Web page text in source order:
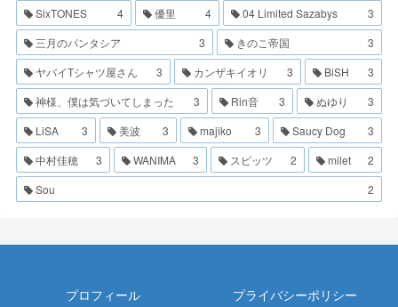
SixTONES
4 優里 4 04 Limited Sazabys
3
三月のパンタシア
3 きのこ帝国
3
ヤバイTシャツ屋さん
3 カンザキイオリ 3 BiSH
3
神様、僕は気づいてしまった
3 Rin音 3 ぬゆり
3
LiSA
3 美波 3 majiko 3 Saucy Dog
3
中村佳穂
3 WANIMA 3 スピッツ 2 milet
2
Sou
2
プロフィール プライバシーポリシー